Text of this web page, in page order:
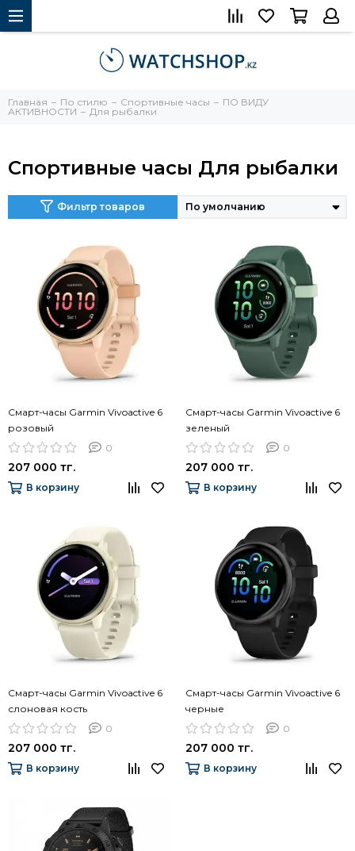
Главная По стилю Спортивные часы
ПО ВИДУ
АКТИВНОСТИ
Для рыбалки
Спортивные часы Для рыбалки
Фильтр товаров
Смарт-часы Garmin Vivoactive 6
розовый
0
207 000 тг.
В корзину
Смарт-часы Garmin Vivoactive 6
зеленый
0
207 000 тг.
В корзину
Смарт-часы Garmin Vivoactive 6
слоновая кость
0
207 000 тг.
В корзину
Смарт-часы Garmin Vivoactive 6
черные
0
207 000 тг.
В корзину